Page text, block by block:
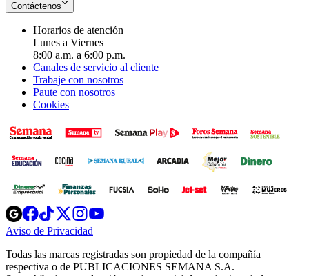
Contáctenos
Horarios de atención
Lunes a Viernes
8:00 a.m. a 6:00 p.m.
Canales de servicio al cliente
Trabaje con nosotros
Paute con nosotros
Cookies
Opens
in
new
Opens
in
new
Opens
in
new
window
Opens
new
windowwindow
Aviso de Privacidad
new
window
Todas las marcas registradas son propiedad de la compañía
respectiva o de PUBLICACIONES SEMANA S.A.